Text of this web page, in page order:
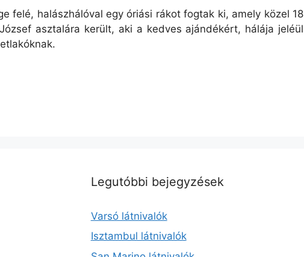
felé, halászhálóval egy óriási rákot fogtak ki, amely közel 18
asztalára került, aki a kedves ajándékért, hálája jeléül
Legutóbbi bejegyzések
Varsó látnivalók
Isztambul látnivalók